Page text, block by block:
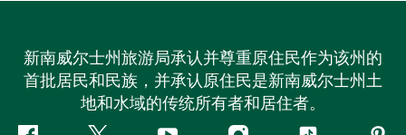
新南威尔士州旅游局承认并尊重原住民作为该州的
首批居民和民族，并承认原住民是新南威尔士州土
地和水域的传统所有者和居住者。